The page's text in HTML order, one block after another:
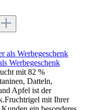
Werbegeschenk
mit 82 %
Datteln,
Apfel ist der
mit Ihrer